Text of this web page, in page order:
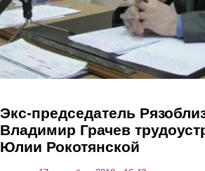
Экс-председатель
Владимир Грачев
Юлии Рокотянской